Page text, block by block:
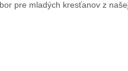
pre mladých kresťanov z